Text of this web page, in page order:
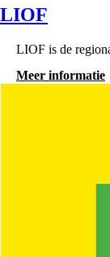
LIOF
LIOF is de
Meer informatie